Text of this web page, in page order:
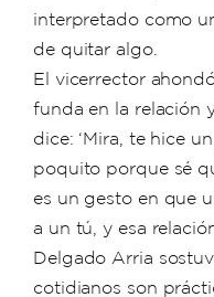
interpretado como
de quitar algo.
El vicerrector
funda en la relación
dice: ‘Mira, te hice
poquito porque sé
es un gesto en que
a un tú, y esa
Delgado Arria
cotidianos son